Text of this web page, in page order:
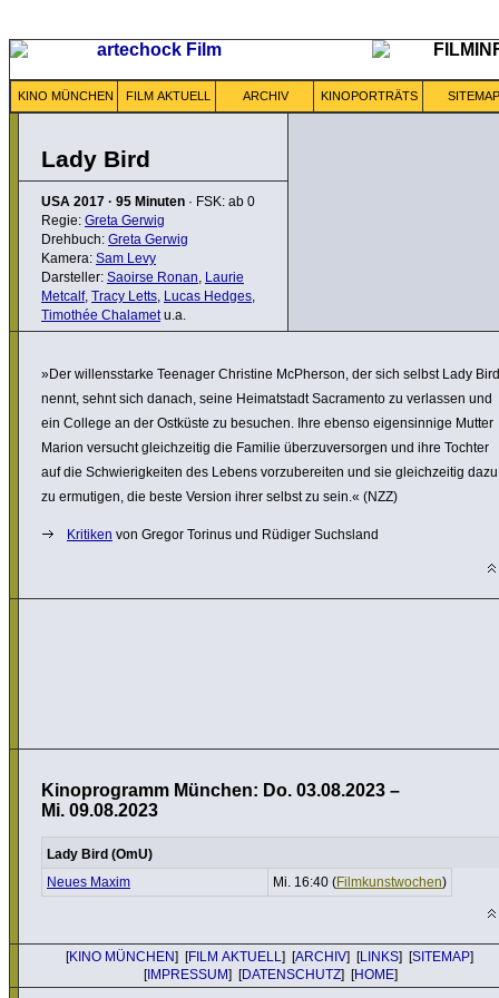
KINO MÜNCHEN FILM AKTUELL ARCHIV KINOPORTRÄTS SITEMAP
Lady Bird
USA 2017 · 95 Minuten · FSK: ab 0
Regie: Greta Gerwig
Drehbuch: Greta Gerwig
Kamera: Sam Levy
Darsteller: Saoirse Ronan, Laurie
Metcalf, Tracy Letts, Lucas Hedges,
Timothée Chalametu.a.
»Der willens­starke Teenager Christine McPherson, der sich selbst Lady Bird
nennt, sehnt sich danach, seine Heimat­stadt Sacra­mento zu verlassen und
ein College an der Ostküste zu besuchen. Ihre ebenso eigen­sin­nige Mutter
Marion versucht gleich­zeitig die Familie über­zu­ver­sorgen und ihre Tochter
auf die Schwie­rig­keiten des Lebens vorzu­be­reiten und sie gleich­zeitig dazu
zu ermutigen, die beste Version ihrer selbst zu sein.« (NZZ)
Kritiken von Gregor Torinus und Rüdiger Suchsland
Kinoprogramm München: Do. 03.08.2023 –
Mi. 09.08.2023
Lady Bird (OmU)
Neues Maxim
Mi. 16:40 (Film­kunst­wo­chen)
[KINO MÜNCHEN] [FILM AKTUELL ] [ARCHIV] [LINKS] [SITEMAP]
[IMPRESSUM] [DATENSCHUTZ] [HOME]